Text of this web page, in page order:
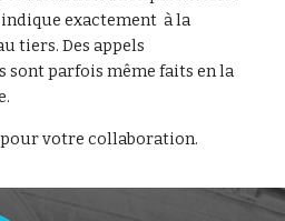
exactement  à la
tiers. Des appels
sont parfois même faits en la
votre collaboration.